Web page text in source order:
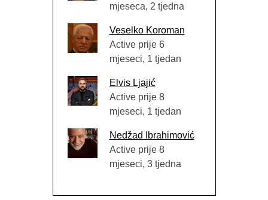
mjeseca, 2 tjedna
Veselko Koroman
Active prije 6
mjeseci, 1 tjedan
Elvis Ljajić
Active prije 8
mjeseci, 1 tjedan
Nedžad Ibrahimović
Active prije 8
mjeseci, 3 tjedna